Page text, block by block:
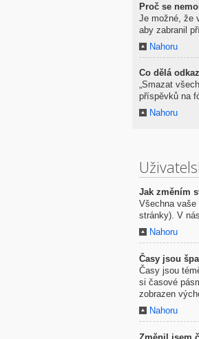
Proč se
Je možné, že
aby zabranil
Nahoru
Co dělá
„Smazat
příspěvků na
Nahoru
Jak změním
Všechna
stránky). V
Nahoru
Časy jsou
Časy jsou
si časové
zobrazen
Nahoru